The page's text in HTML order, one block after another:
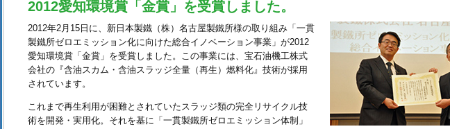
2012愛知環境賞「金賞」を受賞しました。
2012年2月15日に、新日本製鐵（株）名古屋製鐵所様の取り組み「一貫
製鐵所ゼロエミッション化に向けた総合イノベーション事業」が2012
愛知環境賞「金賞」を受賞しました。この事業には、宝石油機工株式
会社の『含油スカム・含油スラッジ全量（再生）燃料化』技術が採用
されています。
これまで再生利用が困難とされていたスラッジ類の完全リサイクル技
術を開発・実用化。それを基に「一貫製鐵所ゼロエミッション体制」